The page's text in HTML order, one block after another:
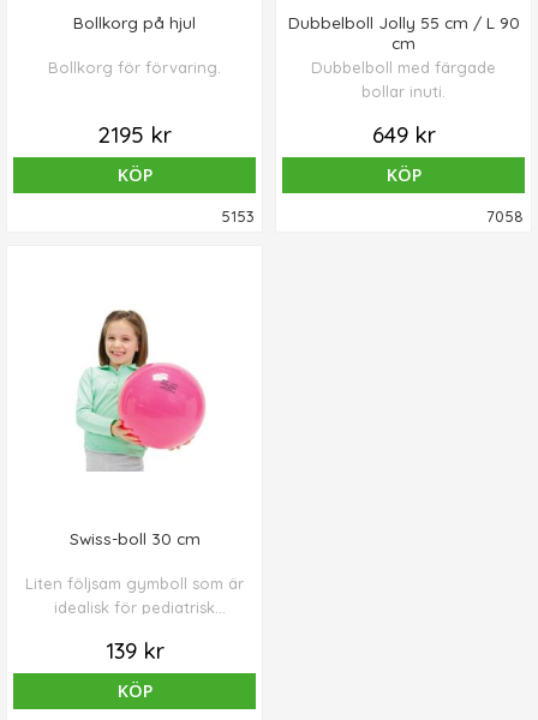
Bollkorg på hjul
Bollkorg för förvaring.
2195 kr
KÖP
5153
Dubbelboll Jolly 55 cm / L 90
cm
Dubbelboll med färgade
bollar inuti.
649 kr
KÖP
7058
Swiss-boll 30 cm
Liten följsam gymboll som är
idealisk för pediatrisk
139 kr
KÖP